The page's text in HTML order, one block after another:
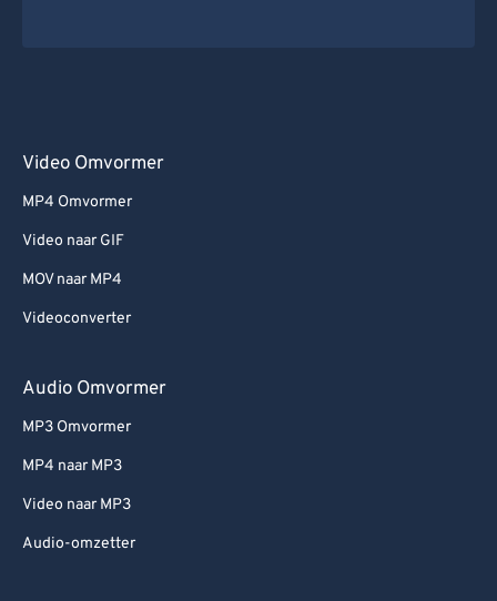
Video Omvormer
MP4 Omvormer
Video naar GIF
MOV naar MP4
Videoconverter
Audio Omvormer
MP3 Omvormer
MP4 naar MP3
Video naar MP3
Audio-omzetter